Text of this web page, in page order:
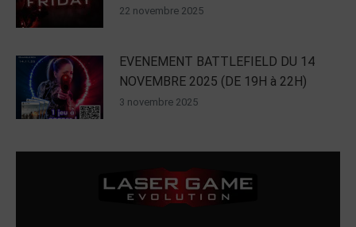
22 novembre 2025
EVENEMENT BATTLEFIELD DU 14
NOVEMBRE 2025 (DE 19H à 22H)
3 novembre 2025